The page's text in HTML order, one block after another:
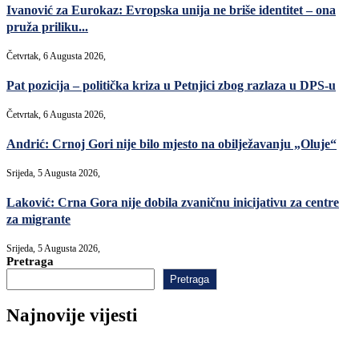
Ivanović za Eurokaz: Evropska unija ne briše identitet – ona
pruža priliku...
Četvrtak, 6 Augusta 2026,
Pat pozicija – politička kriza u Petnjici zbog razlaza u DPS-u
Četvrtak, 6 Augusta 2026,
Andrić: Crnoj Gori nije bilo mjesto na obilježavanju „Oluje“
Srijeda, 5 Augusta 2026,
Laković: Crna Gora nije dobila zvaničnu inicijativu za centre
za migrante
Srijeda, 5 Augusta 2026,
Pretraga
Pretraga
Najnovije vijesti